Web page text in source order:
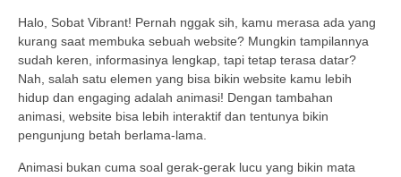
Halo, Sobat Vibrant! Pernah nggak sih, kamu merasa ada yang
kurang saat membuka sebuah website? Mungkin tampilannya
sudah keren, informasinya lengkap, tapi tetap terasa datar?
Nah, salah satu elemen yang bisa bikin website kamu lebih
hidup dan engaging adalah animasi! Dengan tambahan
animasi, website bisa lebih interaktif dan tentunya bikin
pengunjung betah berlama-lama.
Animasi bukan cuma soal gerak-gerak lucu yang bikin mata